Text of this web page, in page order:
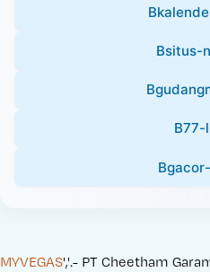
Bsitus-
B77-
MYVEGAS','.- PT Cheetham